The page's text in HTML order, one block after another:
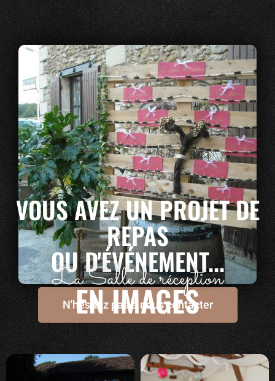
VOUS AVEZ UN PROJET DE
REPAS
OU D'ÉVÉNEMENT...
N'hésitez pas à nous contacter
La Salle de réception
EN IMAGES